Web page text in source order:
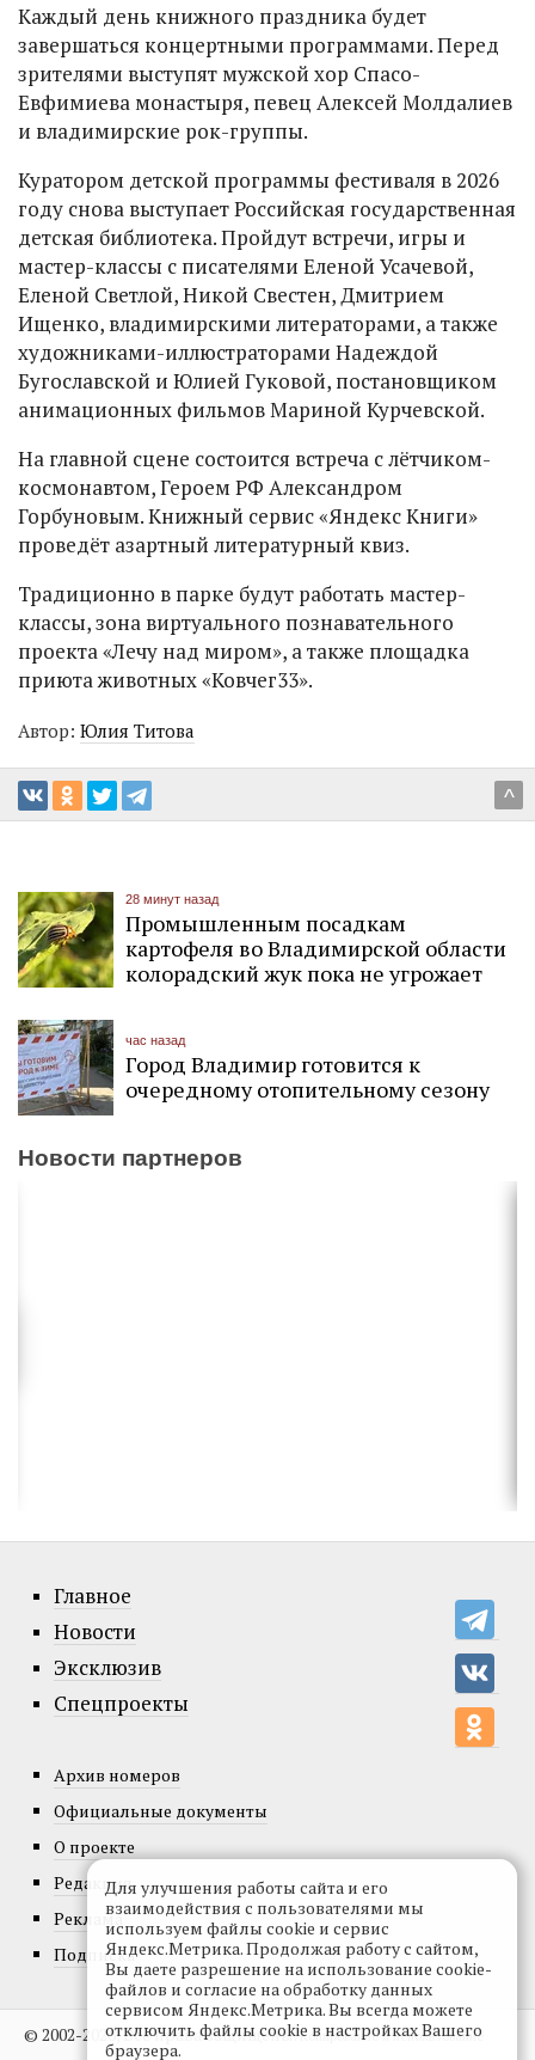
Каждый день книжного праздника будет
завершаться концертными программами. Перед
зрителями выступят мужской хор Спасо-
Евфимиева монастыря, певец Алексей Молдалиев
и владимирские рок-группы.
Куратором детской программы фестиваля в 2026
году снова выступает Российская государственная
детская библиотека. Пройдут встречи, игры и
мастер-классы с писателями Еленой Усачевой,
Еленой Светлой, Никой Свестен, Дмитрием
Ищенко, владимирскими литераторами, а также
художниками-иллюстраторами Надеждой
Бугославской и Юлией Гуковой, постановщиком
анимационных фильмов Мариной Курчевской.
На главной сцене состоится встреча с лётчиком-
космонавтом, Героем РФ Александром
Горбуновым. Книжный сервис «Яндекс Книги»
проведёт азартный литературный квиз.
Традиционно в парке будут работать мастер-
классы, зона виртуального познавательного
проекта «Лечу над миром», а также площадка
приюта животных «Ковчег33».
Автор: Юлия Титова
^
28 минут назад
Промышленным посадкам
картофеля во Владимирской области
колорадский жук пока не угрожает
час назад
Город Владимир готовится к
очередному отопительному сезону
Новости партнеров
Главное
Новости
Эксклюзив
Спецпроекты
Архив номеров
Официальные документы
О проекте
Редакция
Реклама
Подписка
© 2002-2026, Все права защищены.Копирование и использование
Для улучшения работы сайта и его
взаимодействия с пользователями мы
используем файлы cookie и сервис
Яндекс.Метрика. Продолжая работу с сайтом,
Вы даете разрешение на использование cookie-
файлов и согласие на обработку данных
сервисом Яндекс.Метрика. Вы всегда можете
отключить файлы cookie в настройках Вашего
браузера.